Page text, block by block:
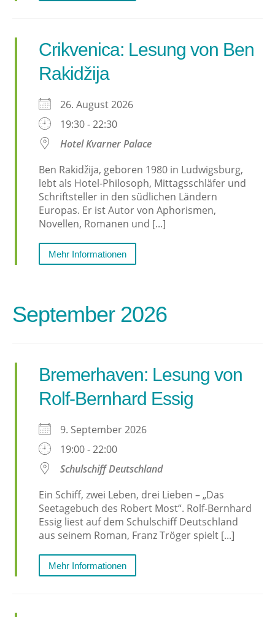
Crikvenica: Lesung von Ben
Rakidžija
26. August 2026
19:30 - 22:30
Hotel Kvarner Palace
Ben Rakidžija, geboren 1980 in Ludwigsburg,
lebt als Hotel-Philosoph, Mittagsschläfer und
Schriftsteller in den südlichen Ländern
Europas. Er ist Autor von Aphorismen,
Novellen, Romanen und [...]
Mehr Informationen
September 2026
Bremerhaven: Lesung von
Rolf-Bernhard Essig
9. September 2026
19:00 - 22:00
Schulschiff Deutschland
Ein Schiff, zwei Leben, drei Lieben – „Das
Seetagebuch des Robert Most“. Rolf-Bernhard
Essig liest auf dem Schulschiff Deutschland
aus seinem Roman, Franz Tröger spielt [...]
Mehr Informationen